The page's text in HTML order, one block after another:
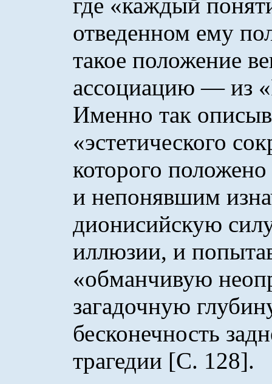
отведенном ему
такое положение
ассоциацию — из
Именно так
«эстетического
которого
и непонявшим
дионисийскую
иллюзии, и
«обманчивую
загадочную
бесконечность
трагедии [C. 128].